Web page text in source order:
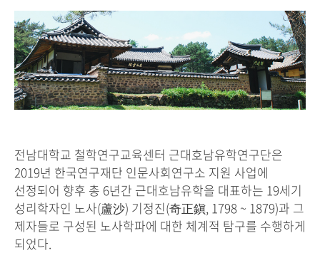
전남대학교 철학연구교육센터 근대호남유학연구단은
2019년 한국연구재단 인문사회연구소 지원 사업에
선정되어 향후 총 6년간 근대호남유학을 대표하는 19세기
성리학자인 노사(蘆沙) 기정진(奇正鎭, 1798 ~ 1879)과 그
제자들로 구성된 노사학파에 대한 체계적 탐구를 수행하게
되었다.